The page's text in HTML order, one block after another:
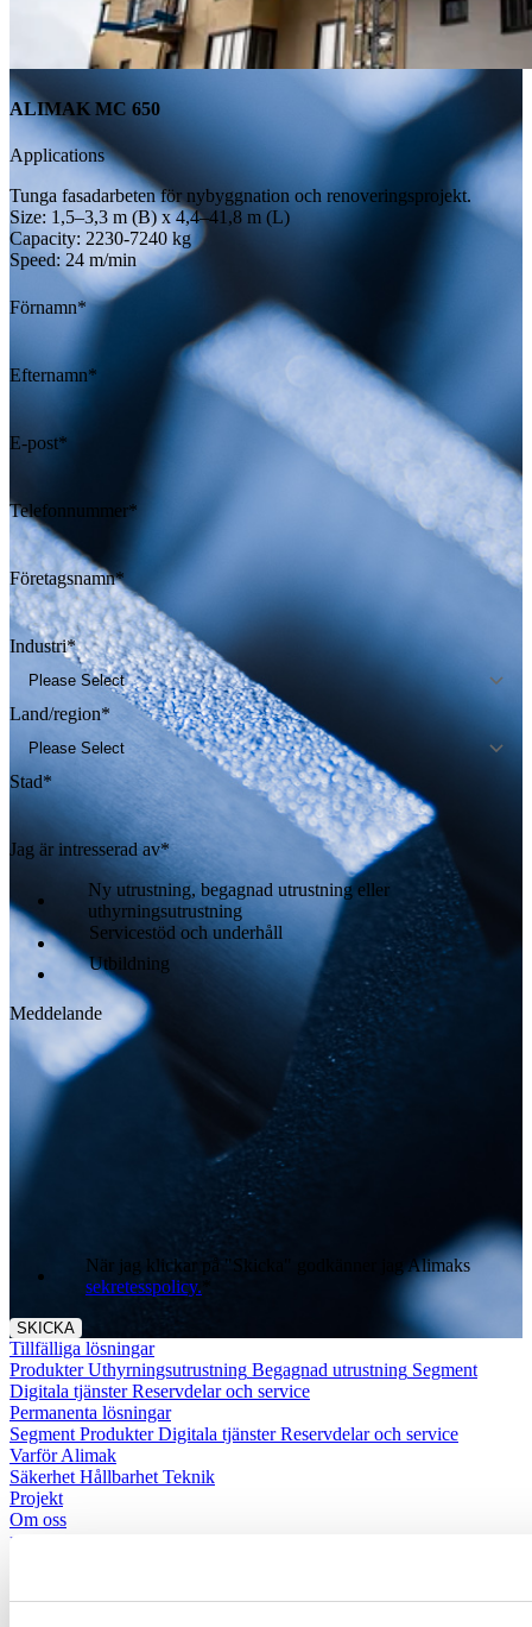
ALIMAK MC 650
Applications
Tunga fasadarbeten för nybyggnation och renoveringsprojekt.
Size: 1,5–3,3 m (B) x 4,4–41,8 m (L)
Capacity: 2230-7240 kg
Speed: 24 m/min
Förnamn*
Efternamn*
E-post*
Telefonnummer*
Företagsnamn*
Industri*
Land/region*
Stad*
Jag är intresserad av*
Ny utrustning, begagnad utrustning eller
uthyrningsutrustning
Servicestöd och underhåll
Utbildning
Meddelande
När jag klickar på "Skicka" godkänner jag Alimaks
sekretesspolicy.
Tillfälliga lösningar
Produkter Uthyrningsutrustning Begagnad utrustning Segment
Digitala tjänster Reservdelar och service
Permanenta lösningar
Segment Produkter Digitala tjänster Reservdelar och service
Varför Alimak
Säkerhet Hållbarhet Teknik
Projekt
Om oss
Kontakta oss